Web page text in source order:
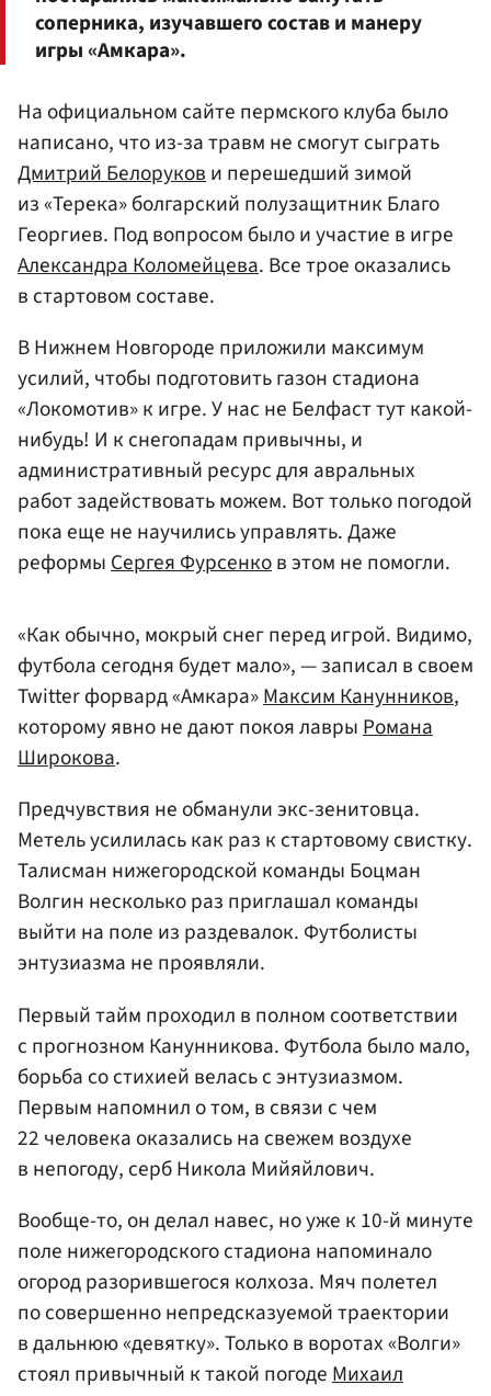
соперника, изучавшего состав и манеру
игры «Амкара».
На официальном сайте пермского клуба было
написано, что из-за травм не смогут сыграть
Дмитрий Белорукови перешедший зимой
из «Терека» болгарский полузащитник Благо
Георгиев. Под вопросом было и участие в игре
Александра Коломейцева. Все трое оказались
в стартовом составе.
В Нижнем Новгороде приложили максимум
усилий, чтобы подготовить газон стадиона
«Локомотив» к игре. У нас не Белфаст тут какой-
нибудь! И к снегопадам привычны, и
административный ресурс для авральных
работ задействовать можем. Вот только погодой
пока еще не научились управлять. Даже
реформыСергея Фурсенков этом не помогли.
«Как обычно, мокрый снег перед игрой. Видимо,
футбола сегодня будет мало», — записал в своем
Twitter форвард «Амкара»Максим Канунников,
которому явно не дают покоя лаврыРомана
Широкова.
Предчувствия не обманули экс-зенитовца.
Метель усилилась как раз к стартовому свистку.
Талисман нижегородской команды Боцман
Волгин несколько раз приглашал команды
выйти на поле из раздевалок. Футболисты
энтузиазма не проявляли.
Первый тайм проходил в полном соответствии
с прогнозном Канунникова. Футбола было мало,
борьба со стихией велась с энтузиазмом.
Первым напомнил о том, в связи с чем
22 человека оказались на свежем воздухе
в непогоду, серб Никола Мийяйлович.
Вообще-то, он делал навес, но уже к 10-й минуте
поле нижегородского стадиона напоминало
огород разорившегося колхоза. Мяч полетел
по совершенно непредсказуемой траектории
в дальнюю «девятку». Только в воротах «Волги»
стоял привычный к такой погодеМихаил